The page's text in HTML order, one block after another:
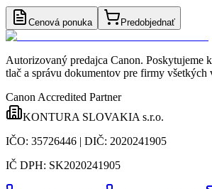
Cenová ponuka Predobjednať
Autorizovaný predajca Canon. Poskytujeme
tlač a správu dokumentov pre firmy všetkých
Canon Accredited Partner
KONTURA SLOVAKIA s.r.o.
IČO: 35726446 | DIČ: 2020241905
IČ DPH: SK2020241905